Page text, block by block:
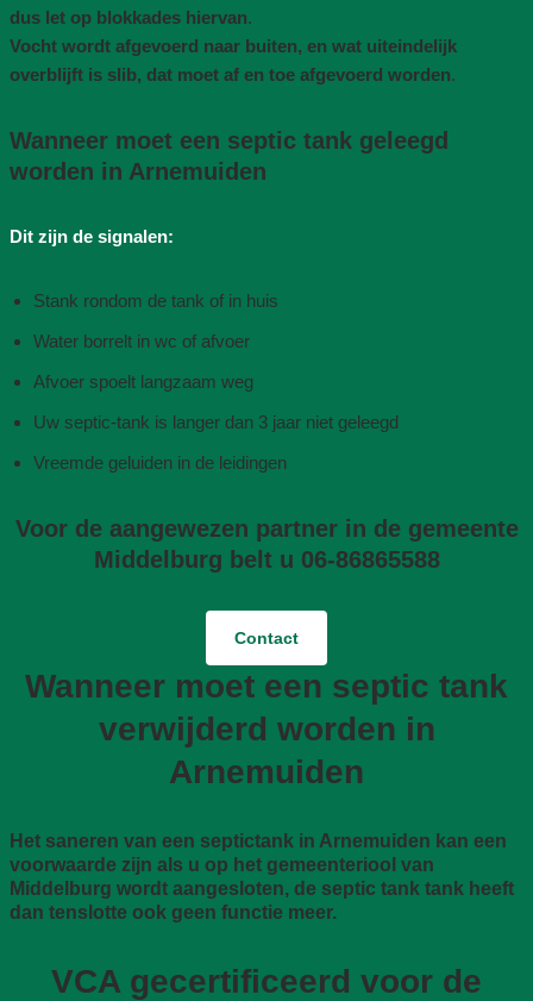
dus let op blokkades hiervan.
Vocht wordt afgevoerd naar buiten, en wat uiteindelijk
overblijft is slib, dat moet af en toe afgevoerd worden.
Wanneer moet een septic tank geleegd
worden in Arnemuiden
Dit zijn de signalen:
Stank rondom de tank of in huis
Water borrelt in wc of afvoer
Afvoer spoelt langzaam weg
Uw septic-tank is langer dan 3 jaar niet geleegd
Vreemde geluiden in de leidingen
Voor de aangewezen partner in de gemeente
Middelburg belt u 06-86865588
Contact
Wanneer moet een septic tank
verwijderd worden in
Arnemuiden
Het saneren van een septictank in Arnemuiden kan een
voorwaarde zijn als u op het gemeenteriool van
Middelburg wordt aangesloten, de septic tank tank heeft
dan tenslotte ook geen functie meer.
VCA gecertificeerd voor de